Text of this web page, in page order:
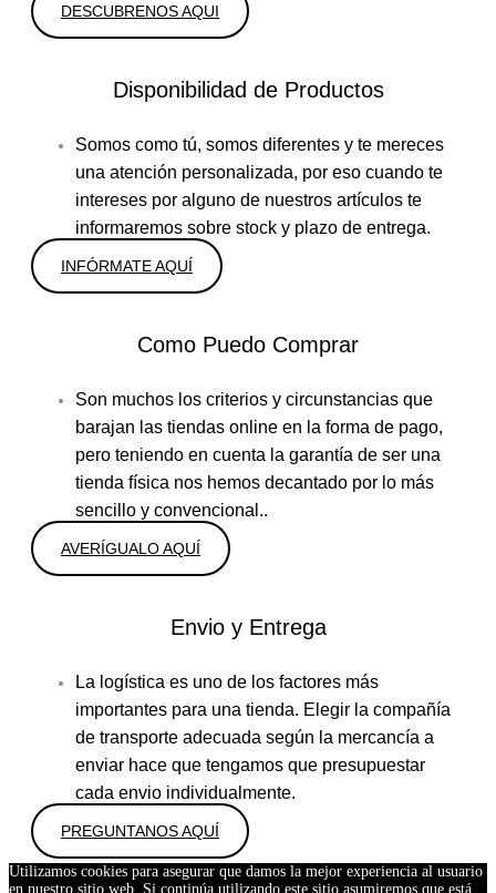
DESCUBRENOS AQUI
Disponibilidad de Productos
Somos como tú, somos diferentes y te mereces
una atención personalizada, por eso cuando te
intereses por alguno de nuestros artículos te
informaremos sobre stock y plazo de entrega.
INFÓRMATE AQUÍ
Como Puedo Comprar
Son muchos los criterios y circunstancias que
barajan las tiendas online en la forma de pago,
pero teniendo en cuenta la garantía de ser una
tienda física nos hemos decantado por lo más
sencillo y convencional..
AVERÍGUALO AQUÍ
Envio y Entrega
La logística es uno de los factores más
importantes para una tienda. Elegir la compañía
de transporte adecuada según la mercancía a
enviar hace que tengamos que presupuestar
cada envio individualmente.
PREGUNTANOS AQUÍ
Utilizamos cookies para asegurar que damos la mejor experiencia al usuario
en nuestro sitio web. Si continúa utilizando este sitio asumiremos que está